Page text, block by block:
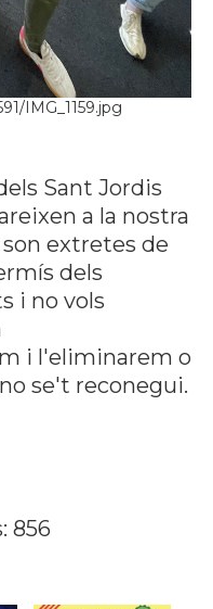
IMG_1159.jpg
Sant Jordis
a la nostra
extretes de
dels
i no vols
i l'eliminarem o
se't reconegui.
856